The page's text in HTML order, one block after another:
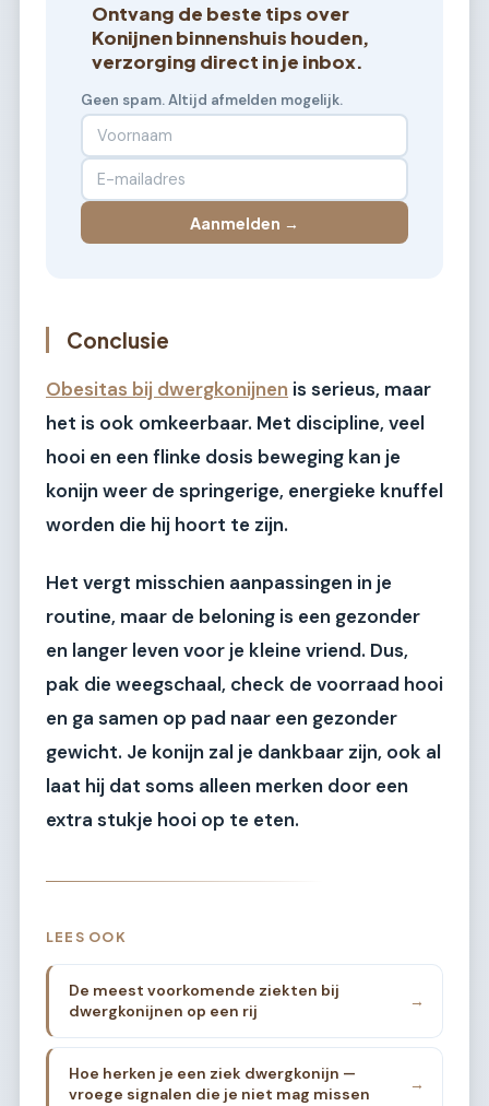
Ontvang de beste tips over
Konijnen binnenshuis houden,
verzorging direct in je inbox.
Geen spam. Altijd afmelden mogelijk.
Aanmelden →
Conclusie
Obesitas bij dwergkonijnen is serieus, maar
het is ook omkeerbaar. Met discipline, veel
hooi en een flinke dosis beweging kan je
konijn weer de springerige, energieke knuffel
worden die hij hoort te zijn.
Het vergt misschien aanpassingen in je
routine, maar de beloning is een gezonder
en langer leven voor je kleine vriend. Dus,
pak die weegschaal, check de voorraad hooi
en ga samen op pad naar een gezonder
gewicht. Je konijn zal je dankbaar zijn, ook al
laat hij dat soms alleen merken door een
extra stukje hooi op te eten.
LEES OOK
De meest voorkomende ziekten bij
dwergkonijnen op een rij
→
Hoe herken je een ziek dwergkonijn —
vroege signalen die je niet mag missen
→